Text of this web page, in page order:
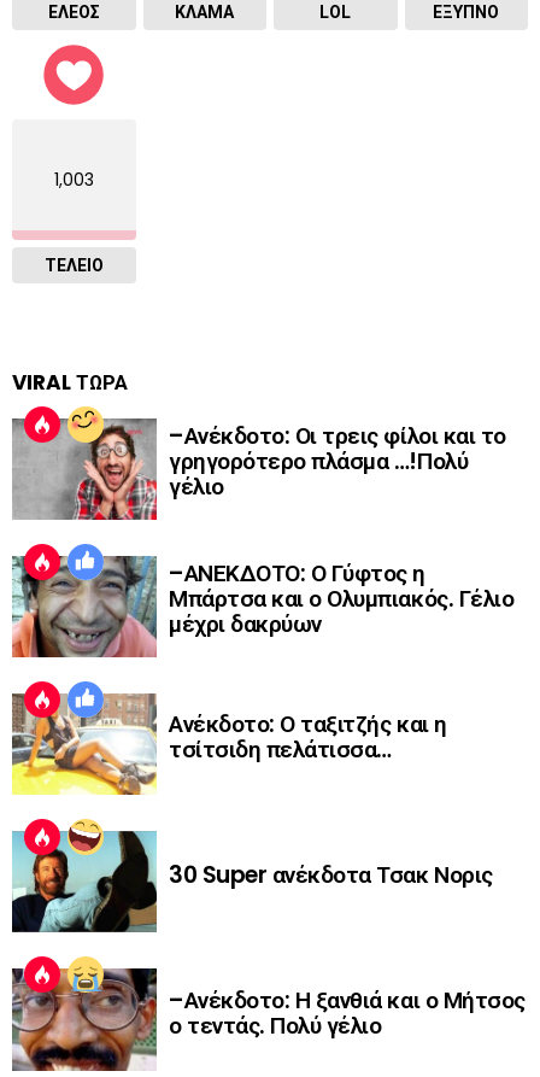
ΕΛΕΟΣ ΚΛΑΜΑ LOL ΈΞΥΠΝΟ
1,003
ΤΕΛΕΙΟ
VIRAL ΤΩΡΑ
–Ανέκδοτο: Οι τρεις φίλοι και το
γρηγορότερο πλάσμα …!Πολύ
γέλιο
–ΑΝΕΚΔΟΤΟ: Ο Γύφτος η
Μπάρτσα και ο Ολυμπιακός. Γέλιο
μέχρι δακρύων
Ανέκδοτο: Ο ταξιτζής και η
τσίτσιδη πελάτισσα…
30 Super ανέκδοτα Τσακ Νορις
–Ανέκδοτο: Η ξανθιά και ο Μήτσος
ο τεντάς. Πολύ γέλιο